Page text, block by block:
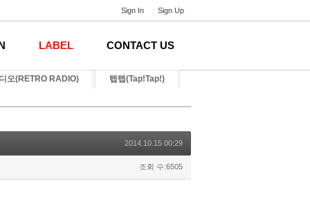
Sign Up
Sign In
LABEL CONTACT US
오(RETRO RADIO)
텝텝(Tap!Tap!)
2014.10.15 00:29
조회 수:6505